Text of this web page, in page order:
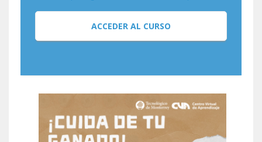
ACCEDER AL CURSO